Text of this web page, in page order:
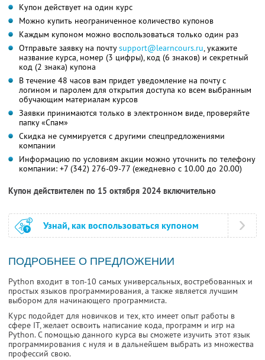
Купон действует на один курс
Можно купить неограниченное количество купонов
Каждым купоном можно воспользоваться только один раз
Отправьте заявку на почтуsupport@learncours.ru, укажите
название курса, номер (3 цифры), код (6 знаков) и секретный
код (2 знака) купона
В течение 48 часов вам придет уведомление на почту с
логином и паролем для открытия доступа ко всем выбранным
обучающим материалам курсов
Заявки принимаются только в электронном виде, проверяйте
папку «Спам»
Скидка не суммируется с другими спецпредложениями
компании
Информацию по условиям акции можно уточнить по телефону
компании: +7 (342) 276-09-77 (ежедневно с 10.00 до 20.00)
Купон действителен по 15 октября 2024 включительно
Узнай, как воспользоваться купоном
ПОДРОБНЕЕ О ПРЕДЛОЖЕНИИ
Python входит в топ-10 самых универсальных, востребованных и
простых языков программирования, а также является лучшим
выбором для начинающего программиста.
Курс подойдет для новичков и тех, кто имеет опыт работы в
сфере IT, желает освоить написание кода, программ и игр на
Python. С помощью данного курса вы сможете изучить этот язык
программирования с нуля и в дальнейшем выбрать из множества
профессий свою.